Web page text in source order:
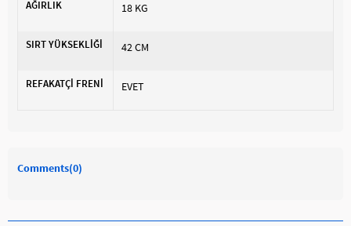
AĞIRLIK 18 KG
SIRT YÜKSEKLİĞİ 42 CM
REFAKATÇİ FRENİ EVET
Comments(0)